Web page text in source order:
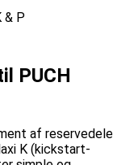
& P
PUCH
af reservedele
K (kickstart-